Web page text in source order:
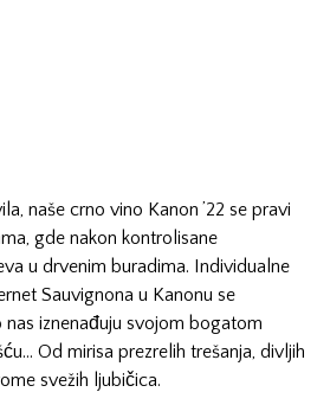
naše crno vino Kanon ’22 se pravi
gde nakon kontrolisane
u drvenim buradima. Individualne
Sauvignona u Kanonu se
nas iznenađuju svojom bogatom
Od mirisa prezrelih trešanja, divljih
svežih ljubičica.